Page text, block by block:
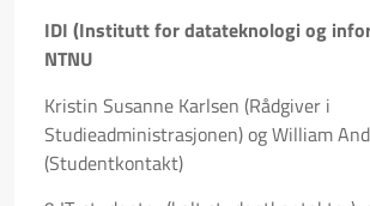
IDI (Institutt for datateknologi og
NTNU
Kristin Susanne Karlsen (Rådgiver i
Studieadministrasjonen) og William
(Studentkontakt)